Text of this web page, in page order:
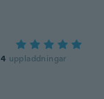
4 uppladdningar